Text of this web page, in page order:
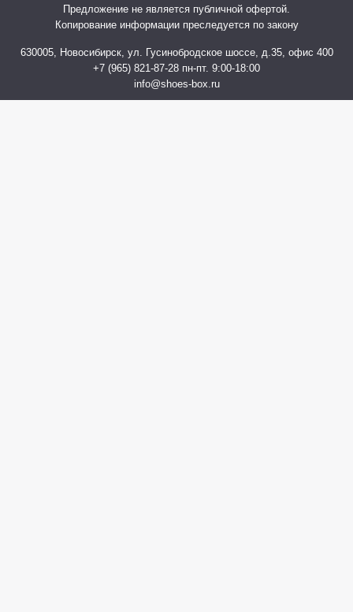
Предложение не является публичной офертой.
Копирование информации преследуется по закону
630005, Новосибирск, ул. Гусинобродское шоссе, д.35, офис 400
+7 (965) 821-87-28 пн-пт. 9:00-18:00
info@shoes-box.ru